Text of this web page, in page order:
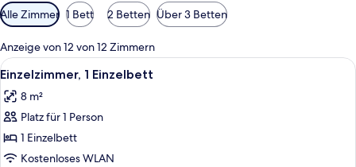
Verfügbare
Filter
für
Zimmer
Alle Zimmer 1 Bett 2 Betten Über 3 Betten
Anzeige von 12 von 12 Zimmern
Alle
Fotos
für
Einzelzimmer,
1 Einzelbett
anzeigen
Eine Zeitschrift oder Broschüre auf
3
Einzelzimmer, 1 Einzelbett
8 m²
Platz für 1 Person
1 Einzelbett
Kostenloses WLAN